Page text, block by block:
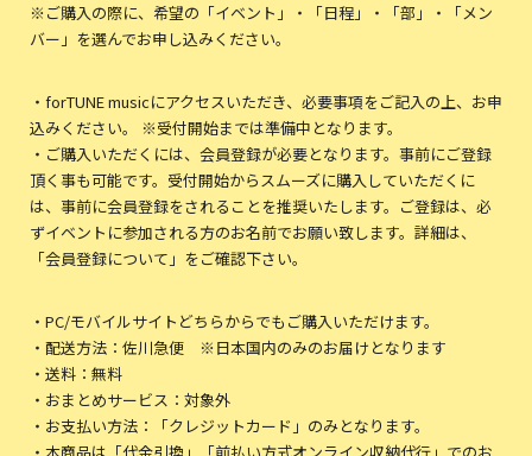
※ご購入の際に、希望の「イベント」・「日程」・「部」・「メン
バー」を選んでお申し込みください。
・forTUNE musicにアクセスいただき、必要事項をご記入の上、お申
込みください。 ※受付開始までは準備中となります。
・ご購入いただくには、会員登録が必要となります。事前にご登録
頂く事も可能です。受付開始からスムーズに購入していただくに
は、事前に会員登録をされることを推奨いたします。ご登録は、必
ずイベントに参加される方のお名前でお願い致します。詳細は、
「会員登録について」をご確認下さい。
・PC/モバイルサイトどちらからでもご購入いただけます。
・配送方法：佐川急便 ※日本国内のみのお届けとなります
・送料：無料
・おまとめサービス：対象外
・お支払い方法：「クレジットカード」のみとなります。